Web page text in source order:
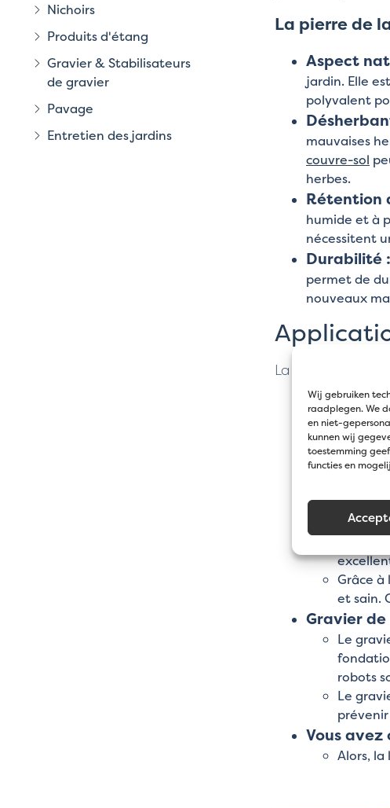
Wij gebruiken
raadplegen. We
en niet-
kunnen wij
toestemming
functies en
La pierre de
Aspect
jardin. Elle
polyvalent
mauvaises
couvre-sol
herbes.
Rétention
humide et à
nécessitent
Durabilité :
permet de
nouveaux
La pierre de
Comme
La
pierre
Ces
lave
jardin
Pour les
La
Grâce
et sain.
Gravier
Le
robots
Le
prévenir
Vous
Alors,
Nichoirs
Produits d'étang
Gravier & Stabilisateurs
de gravier
Pavage
Entretien des jardins